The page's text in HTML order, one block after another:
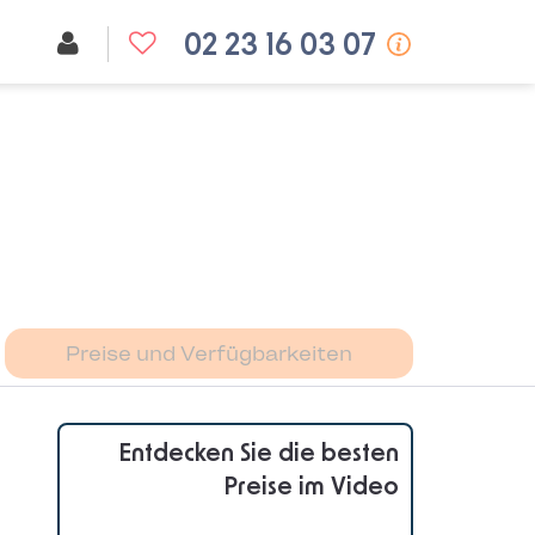
02 23 16 03 07
Preise und Verfügbarkeiten
Entdecken Sie die besten
Preise im Video